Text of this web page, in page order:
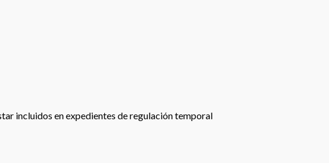
incluidos en expedientes de regulación temporal